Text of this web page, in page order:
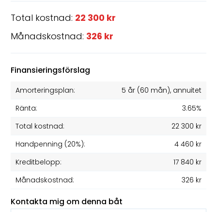
Total kostnad: 22 300 kr
Månadskostnad: 326 kr
Finansieringsförslag
Amorteringsplan: 5 år(60 mån), annuitet
Ränta:
3.65%
Total kostnad:
22 300 kr
Handpenning (20%):
4 460 kr
Kreditbelopp:
17 840 kr
Månadskostnad:
326 kr
Kontakta mig om denna båt